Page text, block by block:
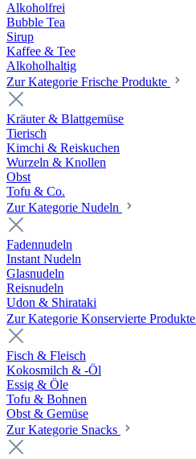
Alkoholfrei
Bubble Tea
Sirup
Kaffee & Tee
Alkoholhaltig
Zur Kategorie Frische Produkte
Kräuter & Blattgemüse
Tierisch
Kimchi & Reiskuchen
Wurzeln & Knollen
Obst
Tofu & Co.
Zur Kategorie Nudeln
Fadennudeln
Instant Nudeln
Glasnudeln
Reisnudeln
Udon & Shirataki
Zur Kategorie Konservierte Produkte
Fisch & Fleisch
Kokosmilch & -Öl
Essig & Öle
Tofu & Bohnen
Obst & Gemüse
Zur Kategorie Snacks